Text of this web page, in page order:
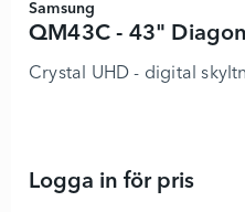
Samsung
Crystal UHD - digital
Logga in för pris